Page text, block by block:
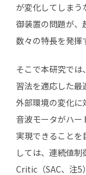
が変化してしまう
御装置の問題が、
数々の特長を発揮
そこで本研究で
習法を適応した最
外部環境の変化に
音波モータがハー
実現できることを
しては、連続値
Critic（SAC、注5